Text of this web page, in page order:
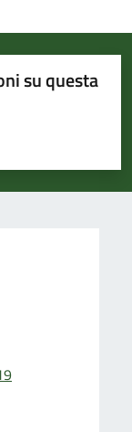
su questa